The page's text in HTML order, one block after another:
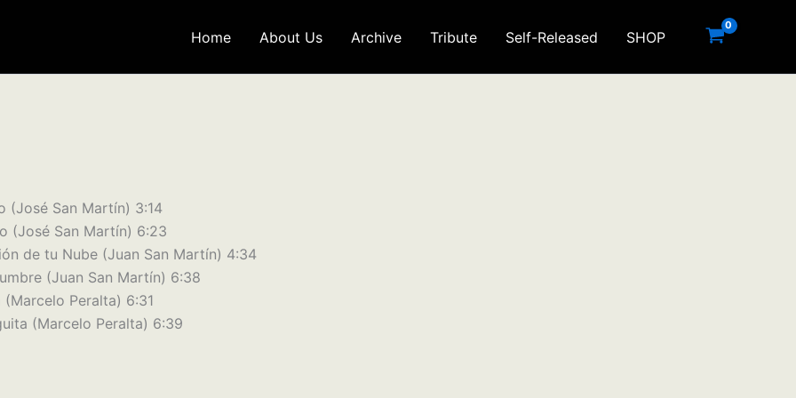
Home About Us Archive Tribute Self-Released SHOP
(José San Martín) 3:14
(José San Martín) 6:23
de tu Nube (Juan San Martín) 4:34
(Juan San Martín) 6:38
(Marcelo Peralta) 6:31
(Marcelo Peralta) 6:39